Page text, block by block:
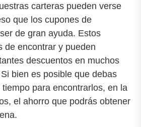
carteras pueden verse
que los cupones de
de gran ayuda. Estos
de encontrar y pueden
descuentos en muchos
bien es posible que debas
para encontrarlos, en la
el ahorro que podrás obtener